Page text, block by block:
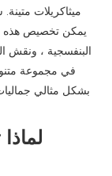
ميثاكريلات
يمكن تخصيص هذه
البنفسجية ، ونقش
في مجموعة
بشكل مثالي